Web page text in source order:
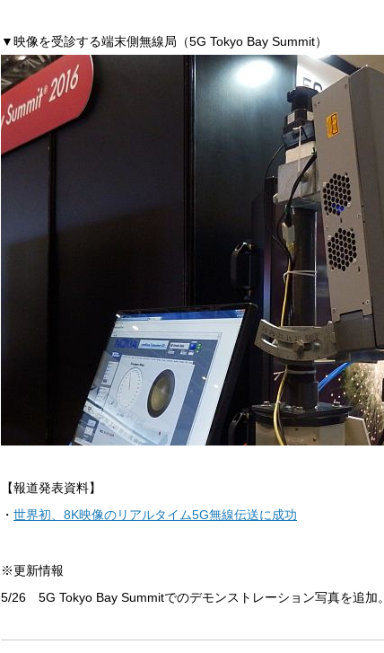
▼映像を受診する端末側無線局（5G Tokyo Bay Summit）
【報道発表資料】
・ 世界初、8K映像のリアルタイム5G無線伝送に成功
※更新情報
5/26 5G Tokyo Bay Summitでのデモンストレーション写真を追加。